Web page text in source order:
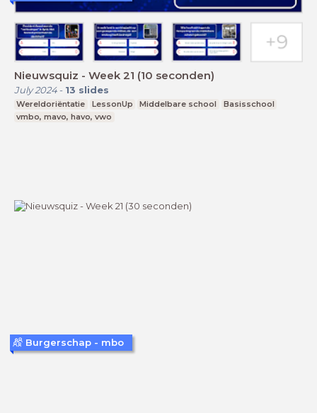
Nieuwsquiz - Week 21 (10 seconden)
July 2024- 13 slides
Wereldoriëntatie LessonUp Middelbare school
Basisschool
vmbo, mavo, havo, vwo
Burgerschap - mbo